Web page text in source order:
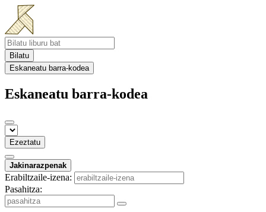
Bilatu
Eskaneatu barra-kodea
Eskaneatu barra-kodea
Ezeztatu
Jakinarazpenak
Erabiltzaile-izena:
Pasahitza: